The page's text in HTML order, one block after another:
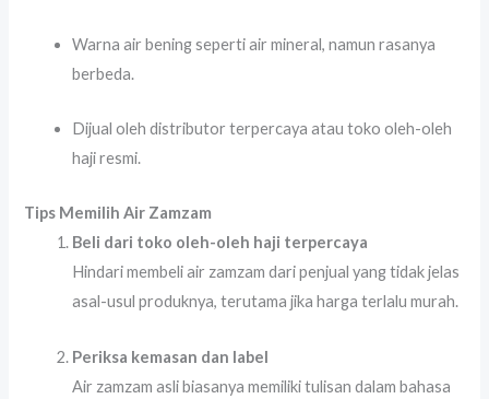
Warna air bening seperti air mineral, namun rasanya
berbeda.
Dijual oleh distributor terpercaya atau toko oleh-oleh
haji resmi.
Tips Memilih Air Zamzam
Beli dari toko oleh-oleh haji terpercaya
Hindari membeli air zamzam dari penjual yang tidak jelas
asal-usul produknya, terutama jika harga terlalu murah.
Periksa kemasan dan label
Air zamzam asli biasanya memiliki tulisan dalam bahasa